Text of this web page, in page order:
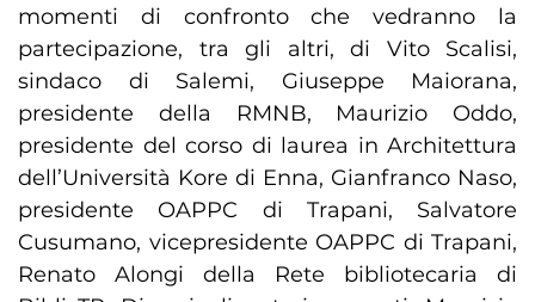
momenti di confronto che vedranno la
partecipazione, tra gli altri, di Vito Scalisi,
sindaco di Salemi, Giuseppe Maiorana,
presidente della RMNB, Maurizio Oddo,
presidente del corso di laurea in Architettura
dell’Università Kore di Enna, Gianfranco Naso,
presidente OAPPC di Trapani, Salvatore
Cusumano, vicepresidente OAPPC di Trapani,
Renato Alongi della Rete bibliotecaria di